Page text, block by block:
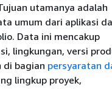
utamanya adalah
umum dari aplikasi
Data ini mencakup
lingkungan, versi
di bagian persyaratan
lingkup proyek,